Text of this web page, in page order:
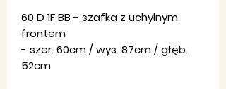
60 D 1F BB - szafka z uchylnym
frontem
- szer. 60cm / wys. 87cm / głęb.
52cm